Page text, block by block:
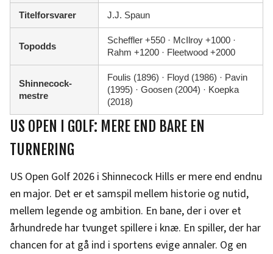
Titelforsvarer J.J. Spaun
Topodds
Scheffler +550 · McIlroy +1000 ·
Rahm +1200 · Fleetwood +2000
Shinnecock-
mestre
Foulis (1896) · Floyd (1986) · Pavin
(1995) · Goosen (2004) · Koepka
(2018)
US OPEN I GOLF: MERE END BARE EN
TURNERING
US Open Golf 2026 i Shinnecock Hills er mere end endnu
en major. Det er et samspil mellem historie og nutid,
mellem legende og ambition. En bane, der i over et
århundrede har tvunget spillere i knæ. En spiller, der har
chancen for at gå ind i sportens evige annaler. Og en